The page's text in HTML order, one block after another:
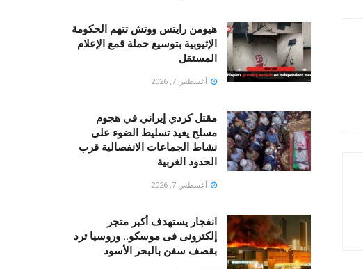
هيومن رايتس ووتش تتهم الحكومة
الإثيوبية بتوسيع حملة قمع الإعلام
المستقل
أغسطس 7, 2026
مقتل كردي إيراني في هجوم
مسلح يعيد تسليط الضوء على
نشاط الجماعات الانفصالية قرب
الحدود الغربية
أغسطس 7, 2026
انفجار يستهدف أكبر متجر
إلكترونى فى موسكو.. وروسيا ترد
بقصف سفن بالبحر الأسود